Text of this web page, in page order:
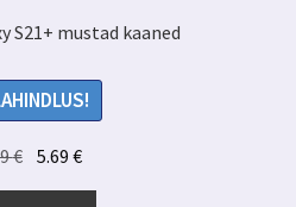
S21+ mustad kaaned
€ Algne
5.69€Praegune